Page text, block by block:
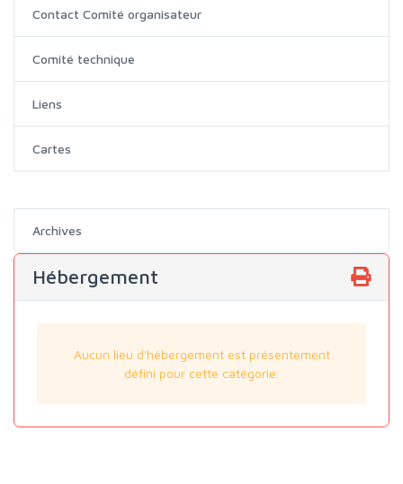
Contact Comité organisateur
Comité technique
Liens
Cartes
Archives
Hébergement
Aucun lieu d'hébergement est présentement
défini pour cette catégorie.